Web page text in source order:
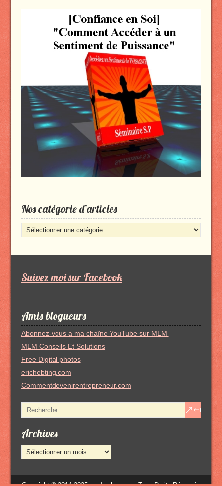
Nos catégorie d’articles
Nos
catégorie
Suivez moi sur Facebook
Amis blogueurs
Abonnez-vous a ma chaîne YouTube sur MLM
MLM Conseils Et Solutions
Free Digital photos
erichebting.com
Commentdevenirentrepreneur.com
Archives
Archives